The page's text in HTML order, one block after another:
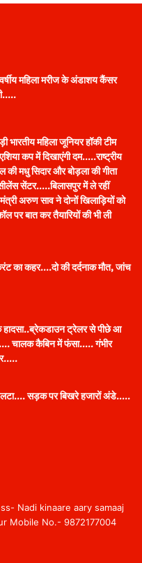
महिला मरीज के अंडाशय कैंसर
भारतीय महिला जूनियर हॉकी टीम
कप में दिखाएंगी दम…..राष्ट्रीय
की मधु सिदार और बोड़ला की गीता
सेंटर…..बिलासपुर में ले रहीं
अरुण साव ने दोनों खिलाड़ियों को
पर बात कर तैयारियों की भी ली
का कहर….दो की दर्दनाक मौत, जांच
ट्रेलर से पीछे आ
चालक कैबिन में फंसा….. गंभीर
सड़क पर बिखरे हजारों अंडे…..
Nadi kinaare aary samaaj
Mobile No.- 9872177004